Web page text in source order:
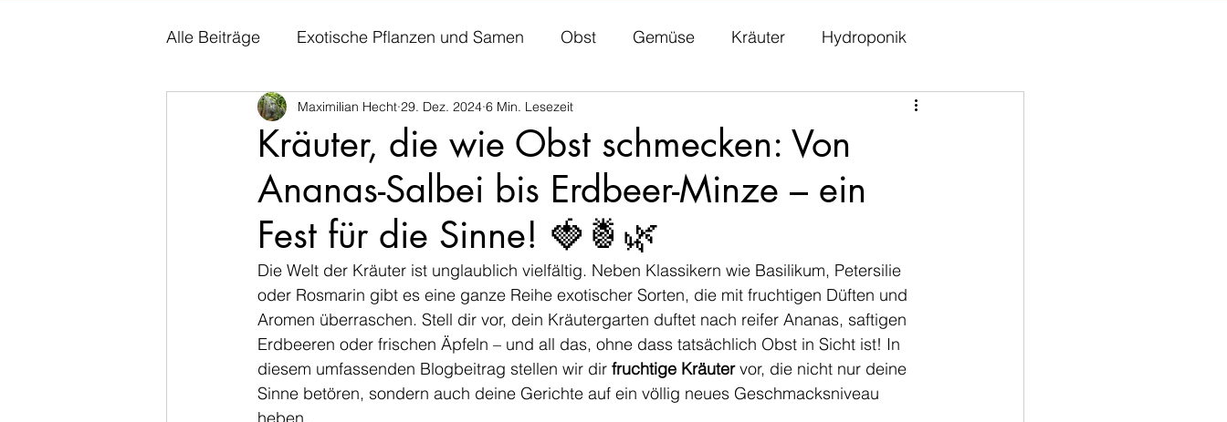
Alle Beiträge Exotische Pflanzen und Samen Obst Gemüse Kräuter Hydroponik
Blumen und Zierpflanzen Rezepte Kunstpflanzen
Kräuter, die wie Obst schmecken: Von
Ananas-Salbei bis Erdbeer-Minze – ein
Fest für die Sinne! 🍓🍍🌿
Maximilian Hecht 29. Dez. 2024 6 Min. Lesezeit
Die Welt der Kräuter ist unglaublich vielfältig. Neben Klassikern wie Basilikum, Petersilie
oder Rosmarin gibt es eine ganze Reihe exotischer Sorten, die mit fruchtigen Düften und
Aromen überraschen. Stell dir vor, dein Kräutergarten duftet nach reifer Ananas, saftigen
Erdbeeren oder frischen Äpfeln – und all das, ohne dass tatsächlich Obst in Sicht ist! In
diesem umfassenden Blogbeitrag stellen wir dir fruchtige Kräuter vor, die nicht nur deine
Sinne betören, sondern auch deine Gerichte auf ein völlig neues Geschmacksniveau